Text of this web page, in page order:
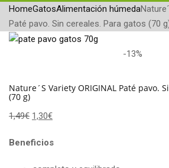
HomeGatosAlimentación húmeda
Paté pavo. Sin cereales. Para gatos (70
-13%
Nature´S Variety ORIGINAL Paté pavo.
(70 g)
1,49€ 1,30€
Beneficios